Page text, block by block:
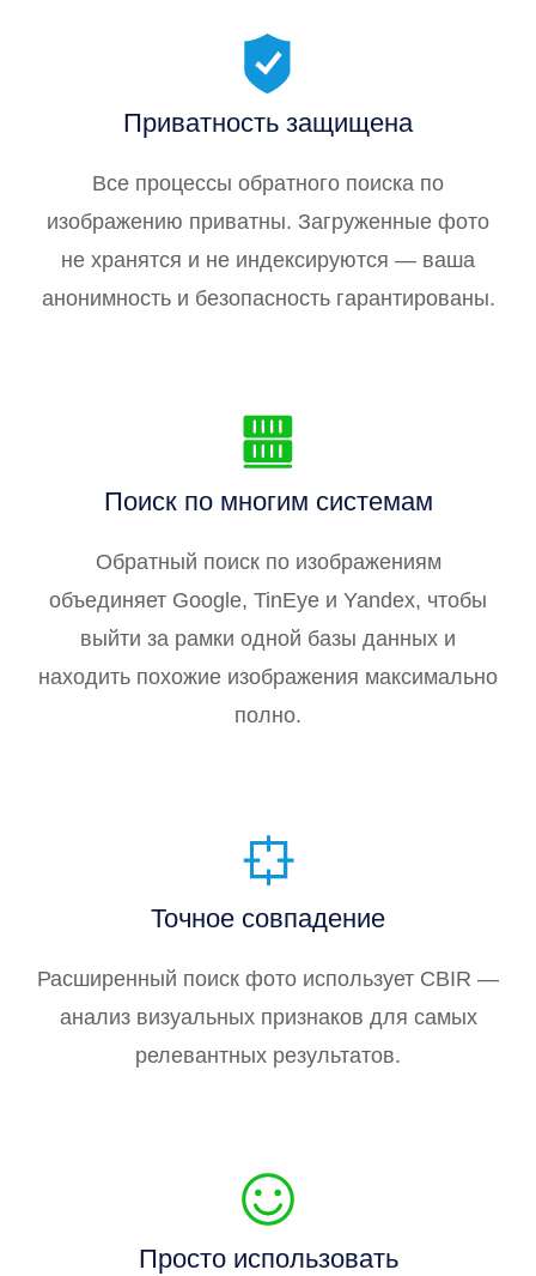
Приватность защищена
Все процессы обратного поиска по
изображению приватны. Загруженные фото
не хранятся и не индексируются — ваша
анонимность и безопасность гарантированы.
Поиск по многим системам
Обратный поиск по изображениям
объединяет Google, TinEye и Yandex, чтобы
выйти за рамки одной базы данных и
находить похожие изображения максимально
полно.
'
Точное совпадение
Расширенный поиск фото использует CBIR —
анализ визуальных признаков для самых
релевантных результатов.
Просто использовать